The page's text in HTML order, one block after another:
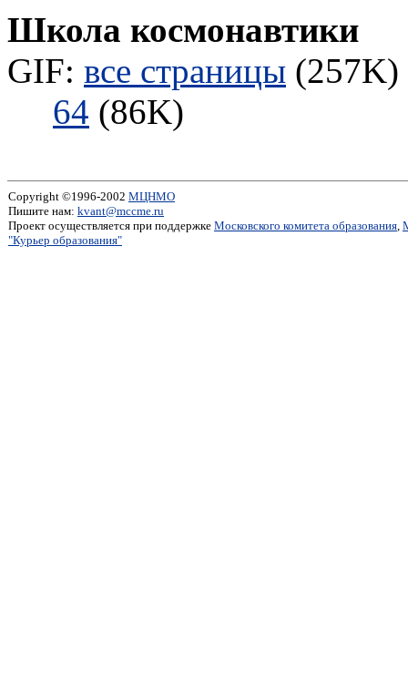
Школа космонавтики
GIF: все страницы
64 (86K)
Copyright ©1996-2002 МЦНМО
Пишите нам: kvant@mccme.ru
Проект осуществляется при поддержке Московского комитета образования,
"Курьер образования"